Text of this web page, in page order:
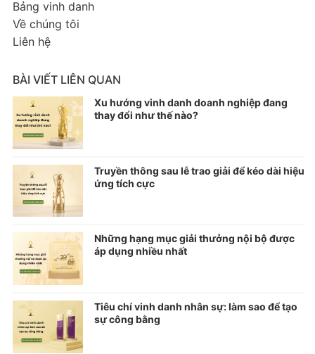
Bảng vinh danh
Về chúng tôi
Liên hệ
BÀI VIẾT LIÊN QUAN
Xu hướng vinh danh doanh nghiệp đang
thay đổi như thế nào?
Truyền thông sau lễ trao giải để kéo dài hiệu
ứng tích cực
Những hạng mục giải thưởng nội bộ được
áp dụng nhiều nhất
Tiêu chí vinh danh nhân sự: làm sao để tạo
sự công bằng